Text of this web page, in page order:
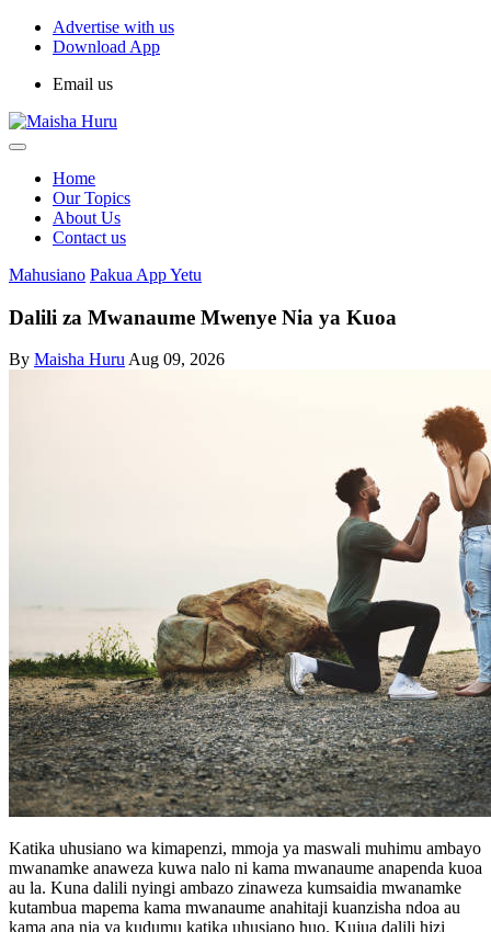
Advertise with us
Download App
Email us
Home
Our Topics
About Us
Contact us
Mahusiano Pakua App Yetu
Dalili za Mwanaume Mwenye Nia ya Kuoa
By Maisha HuruAug 09, 2026
Katika uhusiano wa kimapenzi, mmoja ya maswali muhimu ambayo
mwanamke anaweza kuwa nalo ni kama mwanaume anapenda kuoa
au la. Kuna dalili nyingi ambazo zinaweza kumsaidia mwanamke
kutambua mapema kama mwanaume anahitaji kuanzisha ndoa au
kama ana nia ya kudumu katika uhusiano huo. Kujua dalili hizi